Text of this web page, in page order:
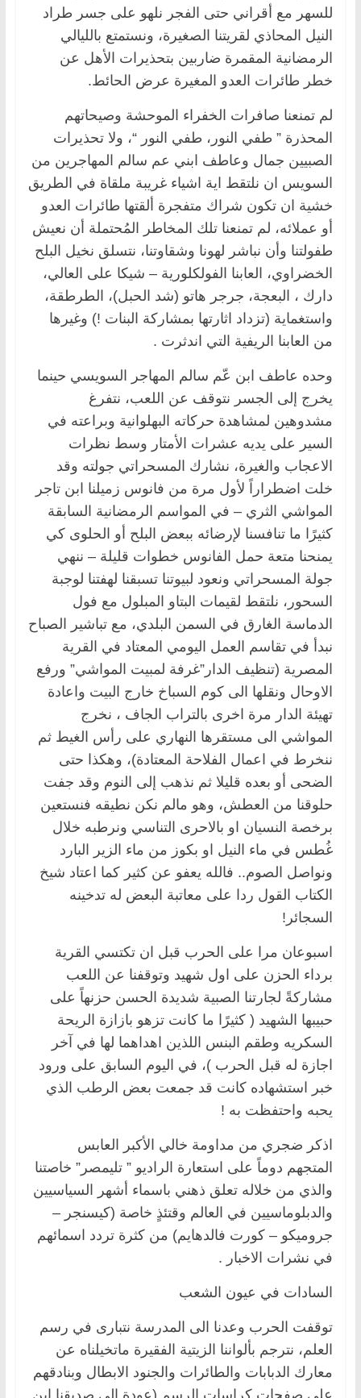
للسهر مع أقراني حتى الفجر نلهو على جسر طراد
النيل المحاذي لقريتنا الصغيرة، ونستمتع بالليالي
الرمضانية المقمرة ضاربين بتحذيرات الأهل عن
خطر طائرات العدو المغيرة عرض الحائط.
لم تمنعنا صافرات الخفراء الموحشة وصيحاتهم
المحذرة ” طفي النور، طفي النور “، ولا تحذيرات
الصبيين جمال وعاطف ابني عم سالم المهاجرين من
السويس ان نلتقط اية اشياء غريبة ملقاة في الطريق
خشية ان تكون شراك متفجرة ألقتها طائرات العدو
أو عملائه، لم تمنعنا تلك المخاطر المُحتملة أن نعيش
طفولتنا وأن نباشر لهونا وشقاوتنا، نتسلق نخيل البلح
الخضراوي، العابنا الفولكلورية – شيكا على العالي،
دارك ، البعجة، جرجر هاتو (شد الحبل)، الطرطقة،
واستغماية (تزداد اثارتها بمشاركة البنات !) وغيرها
من العابنا الريفية التي اندثرت .
وحده عاطف ابن عّم سالم المهاجر السويسي حينما
يخرج إلى الجسر نتوقف عن اللعب، نتفرغ
مشدوهين لمشاهدة حركاته البهلوانية وبراعته في
السير على يديه عشرات الأمتار وسط نظرات
الاعجاب والغيرة، نشارك المسحراتي جولته وقد
خلت اضطراراً لأول مرة من فانوس زميلنا ابن تاجر
المواشي الثري – في المواسم الرمضانية السابقة
كثيرًا ما تنافسنا لإرضائه ببعض البلح أو الحلوى كي
يمنحنا متعة حمل الفانوس خطوات قليلة – ننهي
جولة المسحراتي ونعود لبيوتنا تسبقنا لهفتنا لوجبة
السحور، نلتقط لقيمات البتاو المبلول مع فول
الدماسة الغارق في السمن البلدي، مع تباشير الصباح
نبدأ في تقاسم العمل اليومي المعتاد في القرية
المصرية (تنظيف الدار”غرفة لمبيت المواشي” ورفع
الاوحال ونقلها الى كوم السباخ خارج البيت واعادة
تهيئة الدار مرة اخرى بالتراب الجاف ، نخرج
المواشي الى مستقرها النهاري على رأس الغيط ثم
ننخرط في اعمال الفلاحة المعتادة)، وهكذا حتى
الضحى أو بعده قليلا ثم نذهب إلى النوم وقد جفت
حلوقنا من العطش، وهو مالم نكن نطيقه فنستعين
برخصة النسيان او بالاحرى التناسي ونرطبه خلال
غُطس في ماء النيل او بكوز من ماء الزير البارد
ونواصل الصوم.. فالله يعفو عن كثير كما اعتاد شيخ
الكتاب القول ردا على معاتبة البعض له تدخينه
السجائر!
اسبوعان مرا على الحرب قبل ان تكتسي القرية
برداء الحزن على اول شهيد وتوقفنا عن اللعب
مشاركةً لجارتنا الصبية شديدة الحسن حزنهاً على
حبيبها الشهيد ( كثيرًا ما كانت تزهو بازازة الريحة
السكريه وطقم البنس اللذين اهداهما لها في آخر
اجازة له قبل الحرب )، في اليوم السابق على ورود
خبر استشهاده كانت قد جمعت بعض الرطب الذي
يحبه واحتفظت به !
اذكر ضجري من مداومة خالي الأكبر العابس
المتجهم دوماً على استعارة الراديو ” تليمصر” خاصتنا
والذي من خلاله تعلق ذهني باسماء أشهر السياسيين
والدبلوماسيين في العالم وقتئذٍ خاصة (كيسنجر –
جروميكو – كورت فالدهايم) من كثرة تردد اسمائهم
في نشرات الاخبار .
السادات في عيون الشعب
توقفت الحرب وعدنا الى المدرسة نتبارى في رسم
العلم، نترجم بألواننا الزيتية الفقيرة ماتخيلناه عن
معارك الدبابات والطائرات والجنود الابطال وبنادقهم
على صفحات كراسات الرسم (عودة الى صديقنا ابن